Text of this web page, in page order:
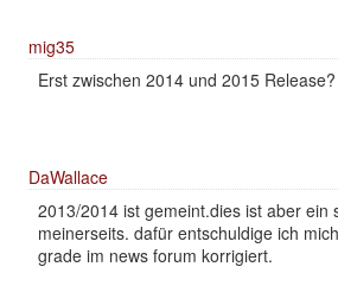
mig35
Erst zwischen 2014 und 2015
DaWallace
2013/2014 ist gemeint.dies ist aber ein
meinerseits. dafür entschuldige ich
grade im news forum korrigiert.